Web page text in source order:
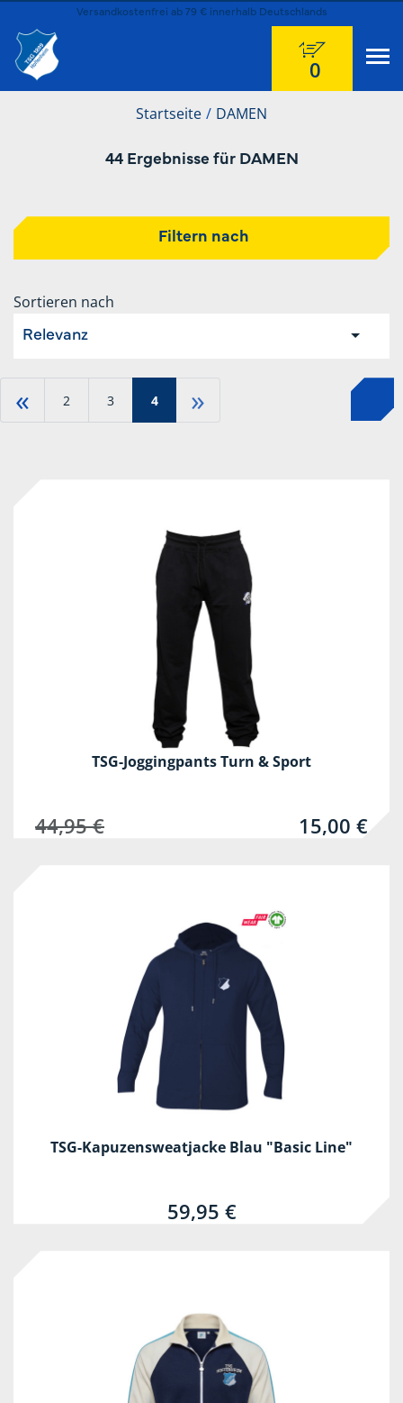
Versandkostenfrei ab 79 € innerhalb Deutschlands
0
Startseite DAMEN
44 Ergebnisse für DAMEN
Filtern nach
Sortieren nach
Relevanz
« 2 3 4 »
TSG-Joggingpants Turn & Sport
44,95 € 15,00 €
TSG-Kapuzensweatjacke Blau "Basic Line"
59,95 €